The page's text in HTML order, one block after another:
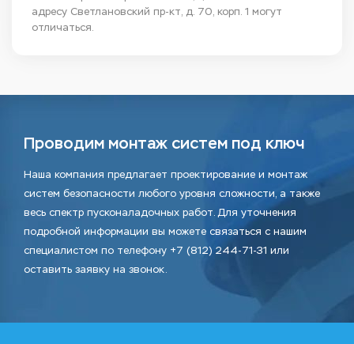
адресу Светлановский пр-кт, д. 70, корп. 1 могут
отличаться.
Проводим монтаж систем под ключ
Наша компания предлагает проектирование и монтаж
систем безопасности любого уровня сложности, а также
весь спектр пусконаладочных работ. Для уточнения
подробной информации вы можете связаться с нашим
специалистом по телефону +7 (812) 244-71-31 или
оставить заявку на звонок.